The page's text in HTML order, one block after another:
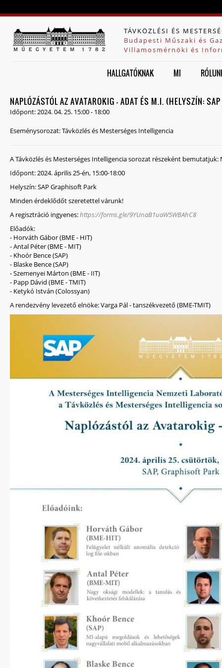
TÁVKÖZLÉSI ÉS
Budapesti Műszaki és
Villamosmérnöki és
HALLGATÓKNAK MI
NAPLÓZÁSTÓL AZ AVATAROKIG - ADAT ÉS M.I. (HELYSZÍN:
Időpont:2024. 04. 25. 15:00- 18:00
Eseménysorozat:Távközlés és Mesterséges Intelligencia
A Távközlés és Mesterséges Intelligencia sorozat részeként
Időpont: 2024. április 25-én, 15:00-18:00
Helyszín: SAP Graphisoft Park
Minden érdeklődőt szeretettel várunk!
A regisztráció ingyenes:https://forms.gle/9YUnaB1uaW5WBAhC8
Előadók:
- Horváth Gábor (BME - HIT)
- Antal Péter (BME - MIT)
- Khoór Bence (SAP)
- Blaske Bence (SAP)
- Szemenyei Márton (BME - IIT)
- Papp Dávid (BME - TMIT)
- Ketykó István (Colossyan)
A rendezvény levezető elnöke: Varga Pál - tanszékvezető (BME-TMIT)